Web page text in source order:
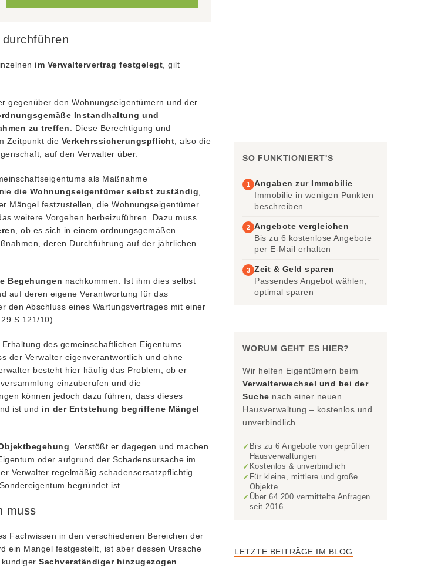
im Verwaltervertrag festgelegt , gilt
gegenüber den Wohnungseigentümern und der
Instandhaltung und
zu treffen . Diese Berechtigung und
Zeitpunkt die Verkehrssicherungspflicht , also die
auf den Verwalter über.
als Maßnahme
die Wohnungseigentümer selbst zuständig
Mängel festzustellen, die Wohnungseigentümer
weitere Vorgehen herbeizuführen. Dazu muss
, ob es sich in einem ordnungsgemäßen
deren Durchführung auf der jährlichen
Begehungen nachkommen. Ist ihm dies selbst
auf deren eigene Verantwortung für das
den Abschluss eines Wartungsvertrages mit einer
S 121/10).
des gemeinschaftlichen Eigentums
der Verwalter eigenverantwortlich und ohne
besteht hier häufig das Problem, ob er
einzuberufen und die
können jedoch dazu führen, dass dieses
ist und in der Entstehung begriffene Mängel
. Verstößt er dagegen und machen
oder aufgrund der Schadensursache im
Verwalter regelmäßig schadensersatzpflichtig.
begründet ist.
muss
Fachwissen in den verschiedenen Bereichen der
ein Mangel festgestellt, ist aber dessen Ursache
Sachverständiger hinzugezogen
SO FUNKTIONIERT'S
1
Angaben zur Immobilie
Immobilie in wenigen Punkten
beschreiben
2 Angebote vergleichen
Bis zu 6 kostenlose Angebote
per E-Mail erhalten
3 Zeit & Geld sparen
Passendes Angebot wählen,
optimal sparen
WORUM GEHT ES HIER?
Wir helfen Eigentümern beim
Verwalterwechsel und bei der
Suche nach einer neuen
Hausverwaltung – kostenlos und
unverbindlich.
✓ Bis zu 6 Angebote von geprüften
Hausverwaltungen
✓ Kostenlos & unverbindlich
✓ Für kleine, mittlere und große
Objekte
✓ Über 64.200 vermittelte Anfragen
seit 2016
LETZTE BEITRÄGE IM BLOG